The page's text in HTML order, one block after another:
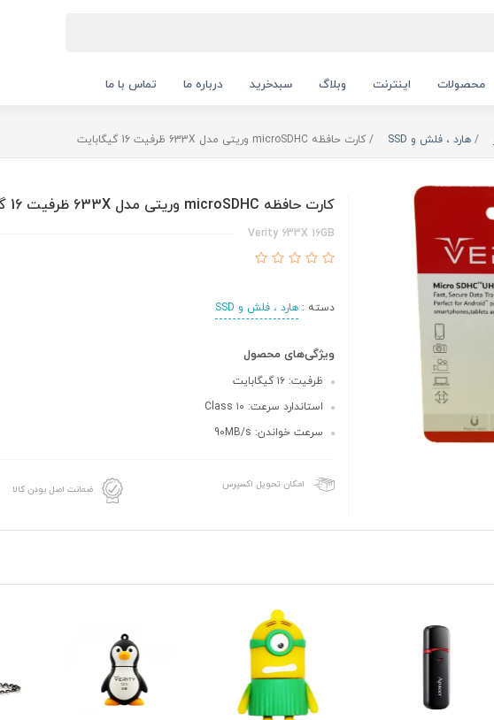
محصولات اینترنت وبلاگ سبدخرید درباره ما تماس با ما
هارد ، فلش و SSD کارت حافظه microSDHC وریتی مدل 633X ظرفیت 16 گیگابایت
کارت حافظه microSDHC وریتی مدل 633X ظرفیت 16 گیگابایت
Verity 633X 16GB
دسته :هارد ، فلش و SSD
ویژگی‌های محصول
ظرفیت: ۱۶ گیگابایت
استاندارد سرعت: Class ۱۰
سرعت خواندن: 90MB/s
امکان تحویل اکسپرس ضمانت اصل بودن کالا